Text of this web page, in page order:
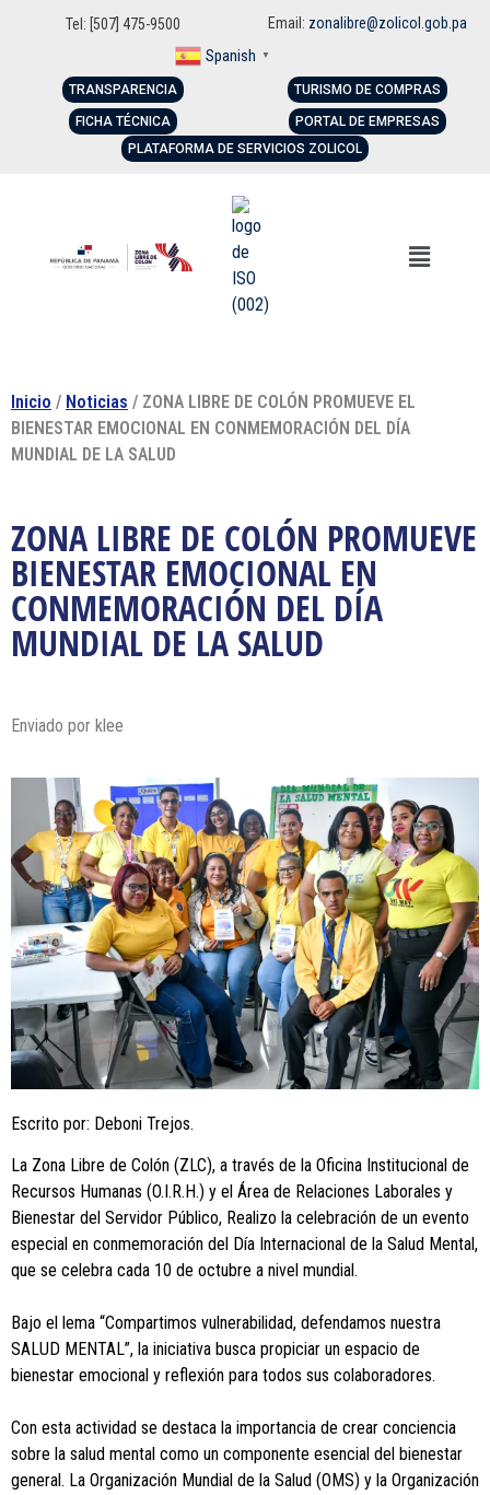
Tel: [507] 475-9500 Email: zonalibre@zolicol.gob.pa
Spanish ▼
TRANSPARENCIA
FICHA TÉCNICA
TURISMO DE COMPRAS
PORTAL DE EMPRESAS
PLATAFORMA DE SERVICIOS ZOLICOL
Inicio / Noticias / ZONA LIBRE DE COLÓN PROMUEVE EL
BIENESTAR EMOCIONAL EN CONMEMORACIÓN DEL DÍA
MUNDIAL DE LA SALUD
ZONA LIBRE DE COLÓN PROMUEVE
BIENESTAR EMOCIONAL EN
CONMEMORACIÓN DEL DÍA
MUNDIAL DE LA SALUD
Enviado por klee
Escrito por: Deboni Trejos.
La Zona Libre de Colón (ZLC), a través de la Oficina Institucional de
Recursos Humanas (O.I.R.H.) y el Área de Relaciones Laborales y
Bienestar del Servidor Público, Realizo la celebración de un evento
especial en conmemoración del Día Internacional de la Salud Mental,
que se celebra cada 10 de octubre a nivel mundial.
Bajo el lema “Compartimos vulnerabilidad, defendamos nuestra
SALUD MENTAL”, la iniciativa busca propiciar un espacio de
bienestar emocional y reflexión para todos sus colaboradores.
Con esta actividad se destaca la importancia de crear conciencia
sobre la salud mental como un componente esencial del bienestar
general. La Organización Mundial de la Salud (OMS) y la Organización